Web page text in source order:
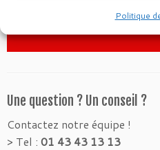
Politique
→ Rédaction de bail
Une question ? Un conseil ?
Contactez notre équipe !
> Tel : 01 43 43 13 13